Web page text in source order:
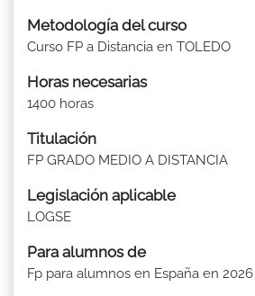
Metodología del curso
Curso FP a Distancia en TOLEDO
Horas necesarias
1400 horas
Titulación
FP GRADO MEDIO A DISTANCIA
Legislación aplicable
LOGSE
Para alumnos de
Fp para alumnos en España en 2026